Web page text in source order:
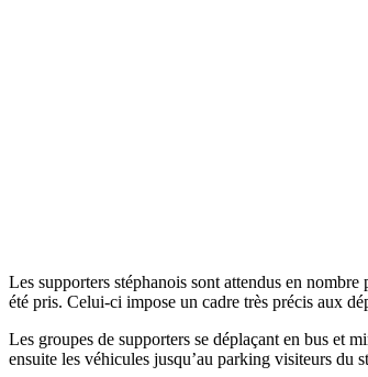
Les supporters stéphanois sont attendus en
été pris. Celui-ci impose un cadre très précis aux
Les groupes de supporters se déplaçant en bus et
ensuite les véhicules jusqu’au parking visiteurs du